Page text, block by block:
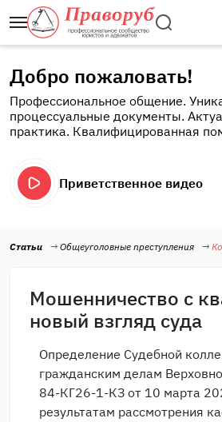
Добро пожаловать!
Профессиональное общение.
процессуальные документы.
практика. Квалифицированная
Приветственное видео
Статьи Общеуголовные преступления
Мошенничество с
новый взгляд суда
Определение Судебной
гражданским делам
84-КГ26-1-КЗ от 10 марта
результатам рассмотрения